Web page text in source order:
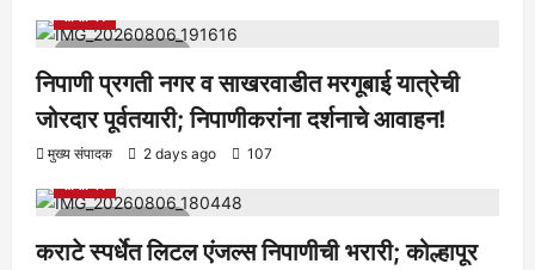
1 minute read
निपाणी प्रगती नगर व साखरवाडीत मरगूबाई यात्रेची
जोरदार पूर्वतयारी; निपाणीकरांना दर्शनाचे आवाहन!
मुख्य संपादक 2 days ago 107
1 minute read
आरोग्य क्रीडा ताज्या बातम्या निपाणी परिसर
कराटे स्पर्धेत लिटल एंजल्स निपाणीची भरारी; कोल्हापूर